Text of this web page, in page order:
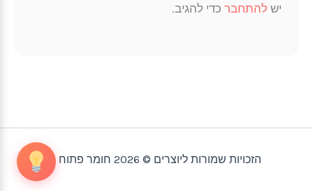
יש להתחבר כדי להגיב.
הזכויות שמורות ליוצרים © 2026 חומר פתוח |